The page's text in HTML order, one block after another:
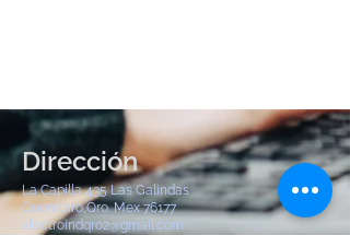
Dirección
La Capilla 435 Las Galindas
Querétaro,Qro. Mex 76177
electroindqro2@gmail.com